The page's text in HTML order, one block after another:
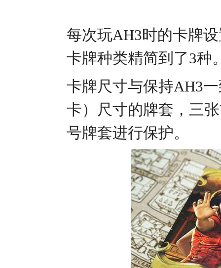
每次玩AH3时的卡牌
卡牌种类精简到了3种
卡牌尺寸与保持AH3
卡）尺寸的牌套，三
号牌套进行保护。